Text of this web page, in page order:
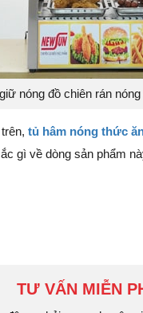
nóng đồ chiên rán
tủ hâm nóng thức
gì về dòng sản phẩm
TƯ VẤN MIỄN